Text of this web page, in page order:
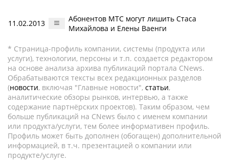
11.02.2013
Абонентов МТС могут лишить Стаса
Михайлова и Елены Ваенги
* Страница-профиль компании, системы (продукта или
услуги), технологии, персоны и т.п. создается редактором
на основе анализа архива публикаций портала CNews.
Обрабатываются тексты всех редакционных разделов
(новости, включая "Главные новости", статьи,
аналитические обзоры рынков, интервью, а также
содержание партнёрских проектов). Таким образом, чем
больше публикаций на CNews было с именем компании
или продукта/услуги, тем более информативен профиль.
Профиль может быть дополнен (обогащен) дополнительной
информацией, в т.ч. презентацией о компании или
продукте/услуге.